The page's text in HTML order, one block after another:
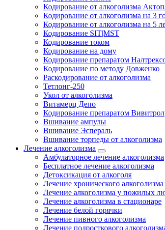
Кодирование от алкоголизма
Кодирование от алкоголизма на 3
Кодирование от алкоголизма на 5
Кодирование SIT|MST
Кодирование током
Кодирование на дому
Кодирование препаратом
Кодирование по методу Довженко
Раскодирование от алкоголизма
Тетлонг-250
Укол от алкоголизма
Витамерц Депо
Кодирование препаратом Вивитрол
Вшивание ампулы
Вшивание Эспераль
Вшивание торпеды от алкоголизма
Лечение алкоголизма
Амбулаторное лечение алкоголизма
Бесплатное лечение алкоголизма
Детоксикация от алкоголя
Лечение хронического алкоголизма
Лечение алкоголизма у пожилых
Лечение алкоголизма в стационаре
Лечение белой горячки
Лечение пивного алкоголизма
Лечение подросткового